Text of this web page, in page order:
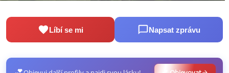
Líbí se mi Napsat zprávu